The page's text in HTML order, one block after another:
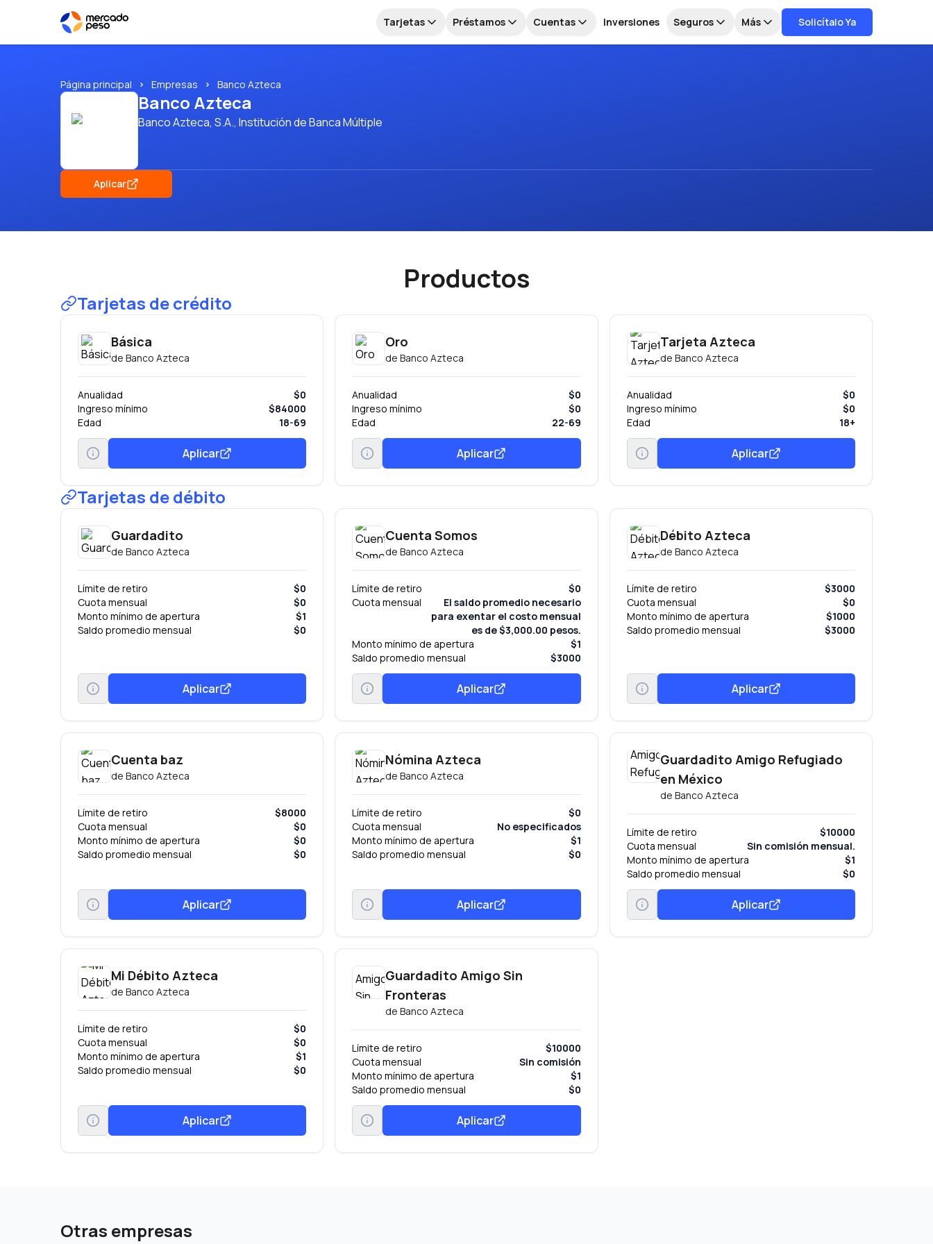
Tarjetas Préstamos Cuentas Inversiones Seguros Más Solicítalo Ya
Página principal Empresas Banco Azteca
Banco Azteca
Banco Azteca, S.A., Institución de Banca Múltiple
Aplicar
Productos
Tarjetas de crédito
Básica
de Banco Azteca
Anualidad
$0
Ingreso mínimo
$84000
Edad
18-69
Aplicar
Oro
de Banco Azteca
Anualidad
$0
Ingreso mínimo
$0
Edad
22-69
Aplicar
Tarjeta Azteca
de Banco Azteca
Anualidad
$0
Ingreso mínimo
$0
Edad
18+
Aplicar
Tarjetas de débito
Guardadito
de Banco Azteca
Límite de retiro
$0
Cuota mensual
$0
Monto mínimo de apertura
$1
Saldo promedio mensual
$0
Aplicar
Cuenta Somos
de Banco Azteca
Límite de retiro
$0
Cuota mensual
El saldo promedio necesario
para exentar el costo mensual
es de $3,000.00 pesos.
Monto mínimo de apertura
$1
Saldo promedio mensual
$3000
Aplicar
Débito Azteca
de Banco Azteca
Límite de retiro
$3000
Cuota mensual
$0
Monto mínimo de apertura
$1000
Saldo promedio mensual
$3000
Aplicar
Cuenta baz
de Banco Azteca
Límite de retiro
$8000
Cuota mensual
$0
Monto mínimo de apertura
$0
Saldo promedio mensual
$0
Aplicar
Nómina Azteca
de Banco Azteca
Límite de retiro
$0
Cuota mensual
No especificados
Monto mínimo de apertura
$1
Saldo promedio mensual
$0
Aplicar
Guardadito Amigo Refugiado
en México
de Banco Azteca
Límite de retiro
$10000
Cuota mensual
Sin comisión mensual.
Monto mínimo de apertura
$1
Saldo promedio mensual
$0
Aplicar
Mi Débito Azteca
de Banco Azteca
Límite de retiro
$0
Cuota mensual
$0
Monto mínimo de apertura
$1
Saldo promedio mensual
$0
Aplicar
Guardadito Amigo Sin
Fronteras
de Banco Azteca
Límite de retiro
$10000
Cuota mensual
Sin comisión
Monto mínimo de apertura
$1
Saldo promedio mensual
$0
Aplicar
Otras empresas